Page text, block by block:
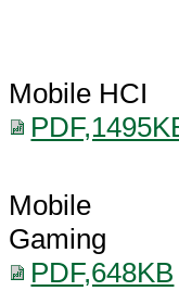
Mobile HCI
Mobile
Gaming
PDF,648KB